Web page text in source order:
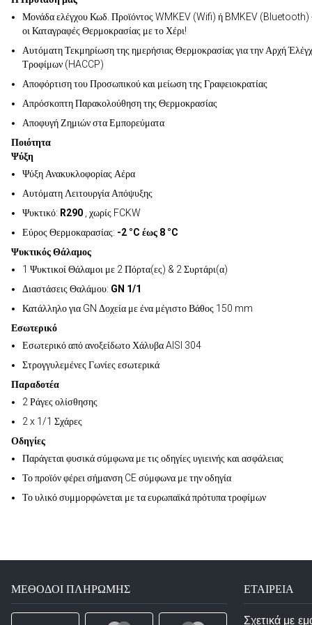
Μονάδα ελέγχου Κωδ. Προϊόντος WMKEV (Wifi) ή BMKEV (Bluetooth)
οι Καταγραφές Θερμοκρασίας με το Χέρι!
Αυτόματη Τεκμηρίωση της ημερήσιας Θερμοκρασίας για την Αρχή
Τροφίμων (HACCP)
Αποφόρτιση του Προσωπικού και μείωση της Γραφειοκρατίας
Απρόσκοπτη Παρακολούθηση της Θερμοκρασίας
Αποφυγή Ζημιών στα Εμπορεύματα
Ποιότητα
Ψύξη
Ψύξη Ανακυκλοφορίας Αέρα
Αυτόματη Λειτουργία Απόψυξης
Ψυκτικό: R290 , χωρίς FCKW
Εύρος Θερμοκαρασίας: -2 °C έως 8 °C
Ψυκτικός Θάλαμος
1 Ψυκτικοί Θάλαμοι με 2 Πόρτα(ες) & 2 Συρτάρι(α)
Διαστάσεις Θαλάμου: GN 1/1
Κατάλληλο για GN Δοχεία με ένα μέγιστο Βάθος 150 mm
Εσωτερικό
Εσωτερικό από ανοξείδωτο Χάλυβα AISI 304
Στρογγυλεμένες Γωνίες εσωτερικά
Παραδοτέα
2 Ράγες ολίσθησης
2 x 1/1 Σχάρες
Οδηγίες
Παράγεται φυσικά σύμφωνα με τις οδηγίες υγιεινής και ασφάλειας
Το προϊόν φέρει σήμανση CE σύμφωνα με την οδηγία
Το υλικό συμμορφώνεται με τα ευρωπαϊκά πρότυπα τροφίμων
ΜΈΘΟΔΟΙ ΠΛΗΡΩΜΉΣ ΕΤΑΙΡΕΙΑ
Σχετικά με